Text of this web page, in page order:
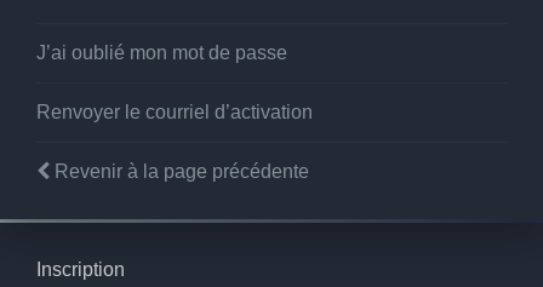
J’ai oublié mon mot de passe
Renvoyer le courriel d’activation
Revenir à la page précédente
Inscription